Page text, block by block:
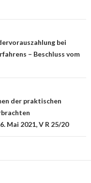
bei
– Beschluss vom
der praktischen
Mai 2021, V R 25/20